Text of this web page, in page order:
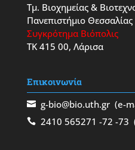
Τμ. Βιοχημείας &
Πανεπιστήμιο Θεσσαλίας
Συγκρότημα Βιόπολις
ΤΚ 415 00, Λάρισα
Επικοινωνία
g-bio@bio.uth.gr(e-
2410 565271 -72 -73